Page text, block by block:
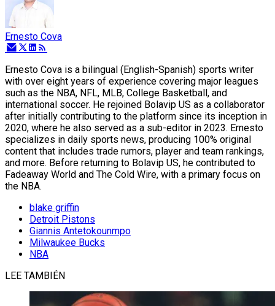
Ernesto Cova
Ernesto Cova is a bilingual (English-Spanish) sports writer
with over eight years of experience covering major leagues
such as the NBA, NFL, MLB, College Basketball, and
international soccer. He rejoined Bolavip US as a collaborator
after initially contributing to the platform since its inception in
2020, where he also served as a sub-editor in 2023. Ernesto
specializes in daily sports news, producing 100% original
content that includes trade rumors, player and team rankings,
and more. Before returning to Bolavip US, he contributed to
Fadeaway World and The Cold Wire, with a primary focus on
the NBA.
blake griffin
Detroit Pistons
Giannis Antetokounmpo
Milwaukee Bucks
NBA
LEE TAMBIÉN